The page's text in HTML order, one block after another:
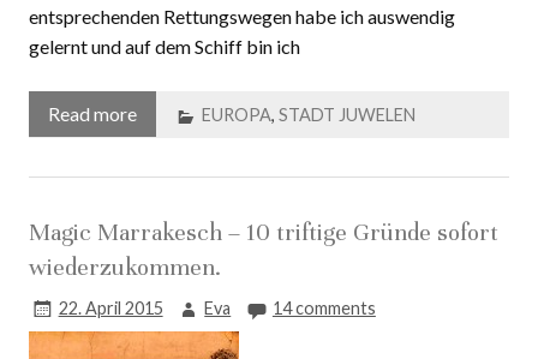
durch. Die Notfallanweisungen an der Kabinentür mit
entsprechenden Rettungswegen habe ich auswendig
Read more
Magic Marrakesch – 10 triftige Gründe sofort
wiederzukommen.
22. April 2015 Eva